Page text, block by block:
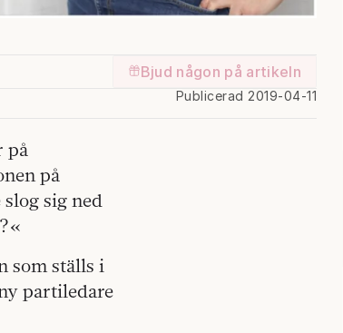
Bjud någon på artikeln
Publicerad 2019-04-11
på
på
sig ned
som ställs i
partiledare